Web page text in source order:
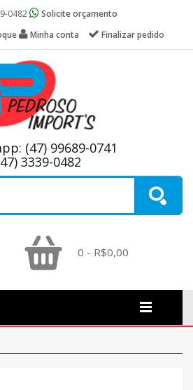
0482
Solicite orçamento
Minha conta Finalizar pedido
(47) 99689-0741
3339-0482
0 - R$0,00